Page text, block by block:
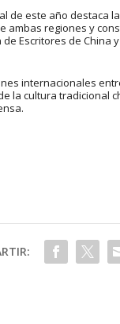
de este año destaca
ambas regiones y
Escritores de China
internacionales
la cultura tradicional